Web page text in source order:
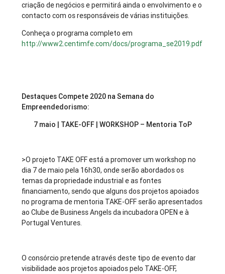
criação de negócios e permitirá ainda o envolvimento e o
contacto com os responsáveis de várias instituições.
Conheça o programa completo em
http://www2.centimfe.com/docs/programa_se2019.pdf
Destaques Compete 2020 na Semana do
Empreendedorismo:
7 maio | TAKE-OFF | WORKSHOP – Mentoria ToP
>O projeto TAKE OFF está a promover um workshop no
dia 7 de maio pela 16h30, onde serão abordados os
temas da propriedade industrial e as fontes
financiamento, sendo que alguns dos projetos apoiados
no programa de mentoria TAKE-OFF serão apresentados
ao Clube de Business Angels da incubadora OPEN e à
Portugal Ventures.
O consórcio pretende através deste tipo de evento dar
visibilidade aos projetos apoiados pelo TAKE-OFF,